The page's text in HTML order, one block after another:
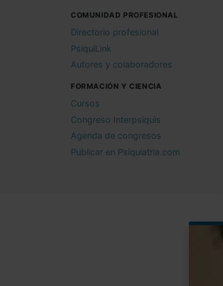
COMUNIDAD PROFESIONAL
Directorio profesional
PsiquiLink
Autores y colaboradores
FORMACIÓN Y CIENCIA
Cursos
Congreso Interpsiquis
Agenda de congresos
Publicar en Psiquiatria.com